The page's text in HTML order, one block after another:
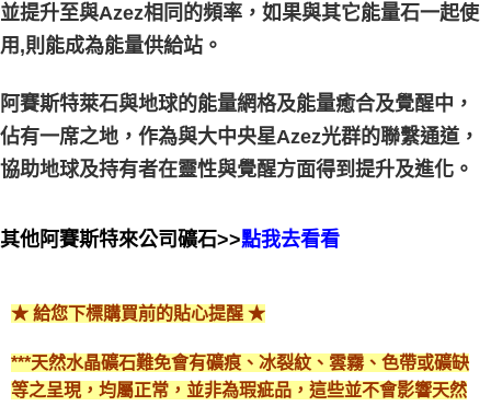
並提升至與Azez相同的頻率，如果與其它能量石一起使
用,則能成為能量供給站。
阿賽斯特萊石與地球的能量網格及能量癒合及覺醒中，
佔有一席之地，作為與大中央星Azez光群的聯繫通道，
協助地球及持有者在靈性與覺醒方面得到提升及進化。
其他阿賽斯特來公司礦石>>點我去看看
★ 給您下標購買前的貼心提醒 ★
***天然水晶礦石難免會有礦痕、冰裂紋、雲霧、色帶或礦缺
等之呈現，均屬正常，並非為瑕疵品，這些並不會影響天然